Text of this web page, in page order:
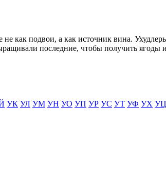
как подвои, а как источник вина.
последние, чтобы получить ягоды
УК УЛ УМ УН УО УП УР УС УТ УФ УХ УЦ